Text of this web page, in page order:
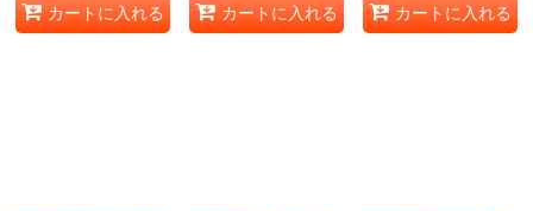
カートに入れる カートに入れる カートに入れる